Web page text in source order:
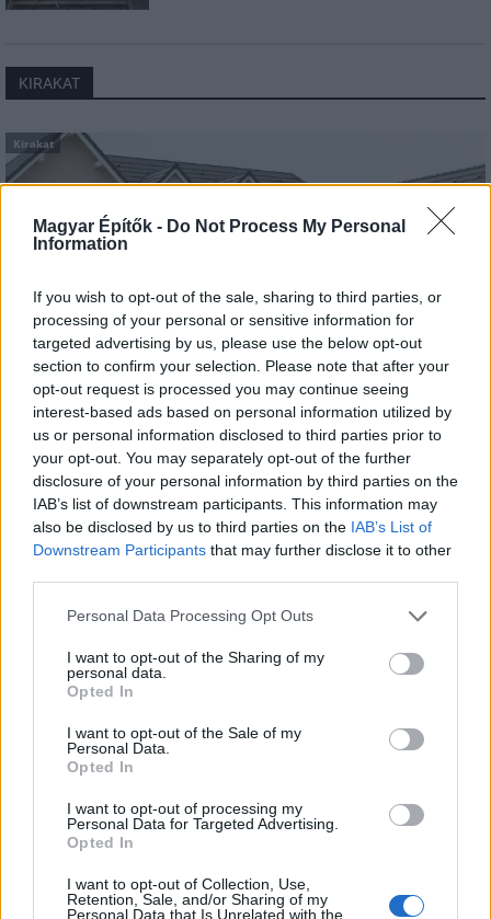
Magyar Építők - Do Not Process My Personal
Information
If you wish to opt-out of the sale, sharing to third parties, or
processing of your personal or sensitive information for
targeted advertising by us, please use the below opt-out
section to confirm your selection. Please note that after your
opt-out request is processed you may continue seeing
interest-based ads based on personal information utilized by
us or personal information disclosed to third parties prior to
your opt-out. You may separately opt-out of the further
disclosure of your personal information by third parties on the
IAB’s list of downstream participants. This information may
also be disclosed by us to third parties on the IAB’s List of
Downstream Participants that may further disclose it to other
Please note that this website/app uses one or more Google
not limited to your visit or usage behaviour. You may click to
grant or deny consent to Google and its third-party tags to
use your data for below specified purposes in below Google
consent section.
Personal Data Processing Opt Outs
I want to opt-out of the Sharing of my
personal data.
Opted In
I want to opt-out of the Sale of my
Personal Data.
Opted In
I want to opt-out of processing my
Personal Data for Targeted Advertising.
Opted In
I want to opt-out of Collection, Use,
Retention, Sale, and/or Sharing of my
Personal Data that Is Unrelated with the
KIRAKAT
Kirakat
Tető, ami évtizedeken át gondoskodik a családról
tetőcserepet!